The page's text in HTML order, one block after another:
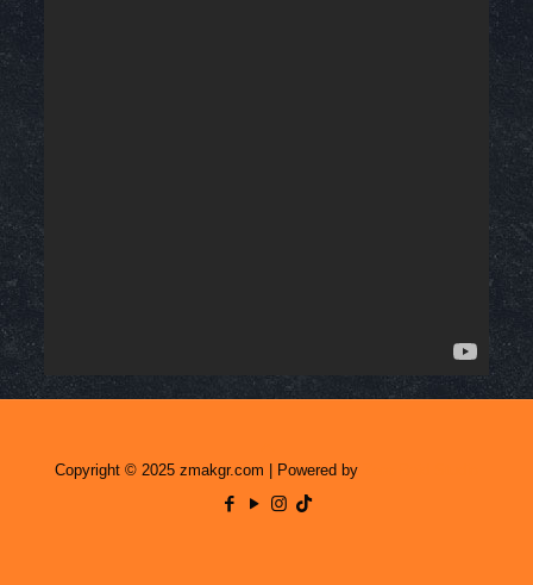
Copyright © 2025 zmakgr.com | Powered by